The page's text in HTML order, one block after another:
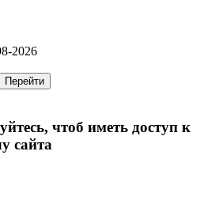
2026
чтоб иметь доступ к
сайта